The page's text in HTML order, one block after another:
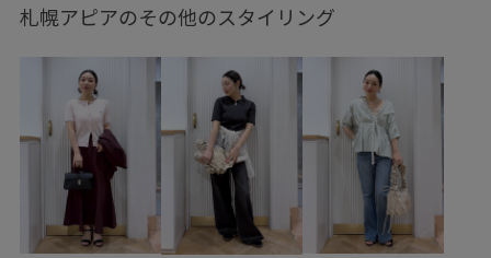
デイリー使い デニム合わせ ドライ
バブーシュ ベルト ベーシック ローヒール
ワイドパンツ 万能アイテム 伸縮性
使い回し 冷房対策 切り替え 別注 別注アイテム
収納力 取り外し可能 取り外し可能なショルダー
合わせやすい 吸水速乾 定番 接触冷感 旅行
札幌アピアのその他のスタイリング